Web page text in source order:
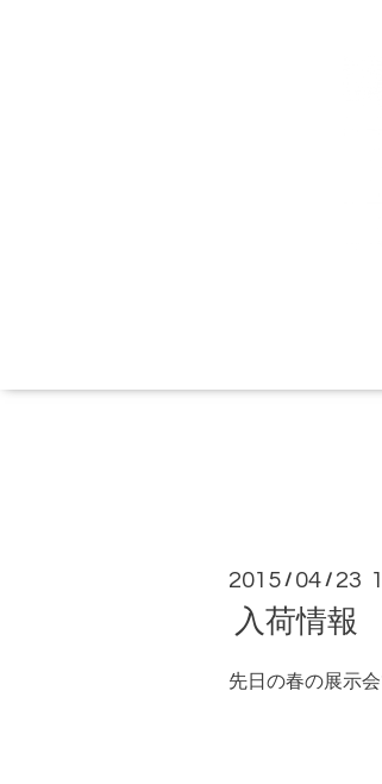
2015 / 04 / 23
入荷情報
先日の春の展示